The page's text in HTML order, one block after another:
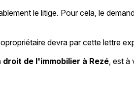
le litige. Pour cela, le
devra par cette lettre
de l'immobilier à Rezé, est à